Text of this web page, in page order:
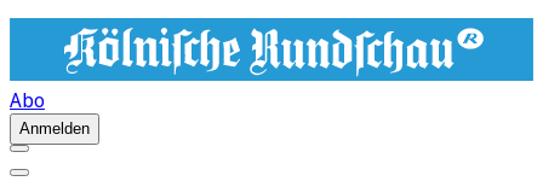
Abo
Anmelden